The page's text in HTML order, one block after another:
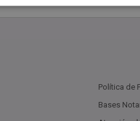
Política de
Bases